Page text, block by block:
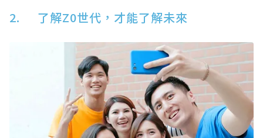
2. 了解Z0世代，才能了解未來